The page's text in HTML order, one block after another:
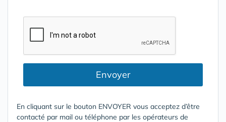
Envoyer
En cliquant sur le bouton ENVOYER vous acceptez d’être
contacté par mail ou téléphone par les opérateurs de